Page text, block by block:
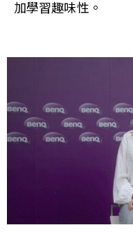
加學習趣味性。